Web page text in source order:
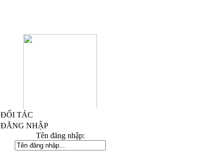
Kỷ Niệm Chương Đồng 03
ĐỐI TÁC
ĐĂNG NHẬP
Tên đăng nhập: